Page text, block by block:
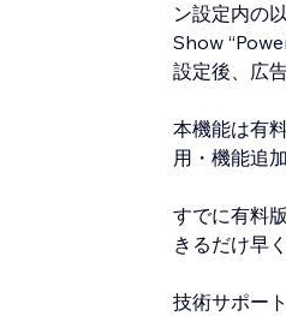
ン設定内の
Show
設定後、広
本機能は有
用・機能追
すでに有料
きるだけ早
技術サポー